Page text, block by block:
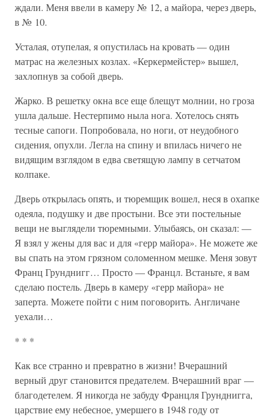
ждали. Меня ввели в камеру № 12, а майора, через дверь,
в № 10.
Усталая, отупелая, я опустилась на кровать — один
матрас на железных козлах. «Керкермейстер» вышел,
захлопнув за собой дверь.
Жарко. В решетку окна все еще блещут молнии, но гроза
ушла дальше. Нестерпимо ныла нога. Хотелось снять
тесные сапоги. Попробовала, но ноги, от неудобного
сидения, опухли. Легла на спину и впилась ничего не
видящим взглядом в едва светящую лампу в сетчатом
колпаке.
Дверь открылась опять, и тюремщик вошел, неся в охапке
одеяла, подушку и две простыни. Все эти постельные
вещи не выглядели тюремными. Улыбаясь, он сказал: —
Я взял у жены для вас и для «герр майора». Не можете же
вы спать на этом грязном соломенном мешке. Меня зовут
Франц Грунднигг… Просто — Францл. Встаньте, я вам
сделаю постель. Дверь в камеру «герр майора» не
заперта. Можете пойти с ним поговорить. Англичане
уехали…
* * *
Как все странно и превратно в жизни! Вчерашний
верный друг становится предателем. Вчерашний враг —
благодетелем. Я никогда не забуду Францля Грунднигга,
царствие ему небесное, умершего в 1948 году от